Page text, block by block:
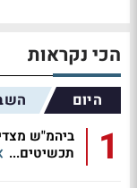
הכי נקראות
היום
1
ביהמ"ש
תכשיטים...